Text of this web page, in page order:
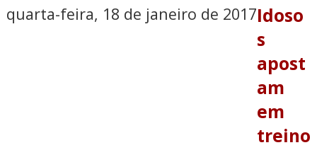
quarta-feira, 18 de janeiro de 2017Idoso
s
apost
am
em
treino